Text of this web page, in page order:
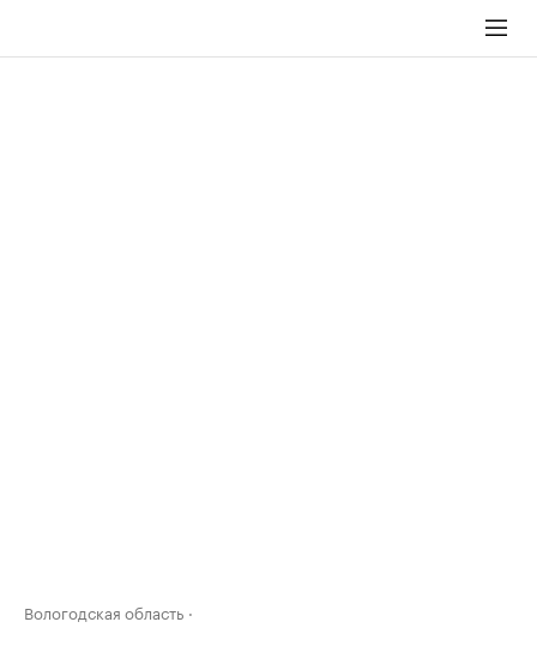
Вологодская область